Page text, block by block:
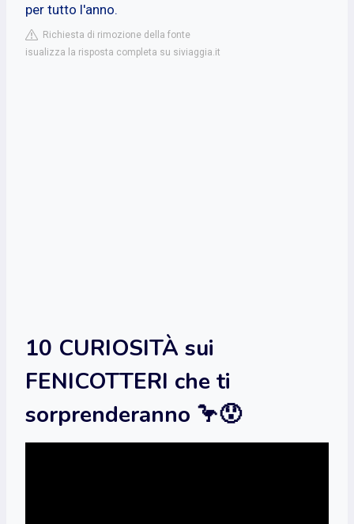
per tutto l'anno.
Richiesta di rimozione della fonte
isualizza la risposta completa su siviaggia.it
10 CURIOSITÀ sui
FENICOTTERI che ti
sorprenderanno 🦩😯